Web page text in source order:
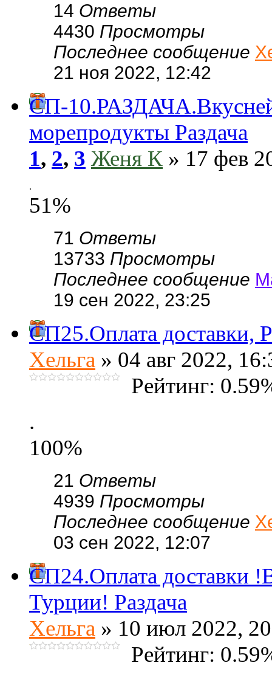
14 Ответы
4430 Просмотры
Последнее сообщение
21 ноя 2022, 12:42
СП-
морепродукты Раздача
1, 2, 3 Женя К » 17 фев
.
51%
71 Ответы
13733 Просмотры
Последнее сообщение
19 сен 2022, 23:25
СП25.Оплата доставки,
Хельга » 04 авг 2022,
Рейтинг:
.
100%
21 Ответы
4939 Просмотры
Последнее сообщение
03 сен 2022, 12:07
СП24.Оплата доставки
Турции! Раздача
Хельга » 10 июл 2022,
Рейтинг: